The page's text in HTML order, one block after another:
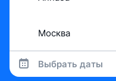
Выбрать даты